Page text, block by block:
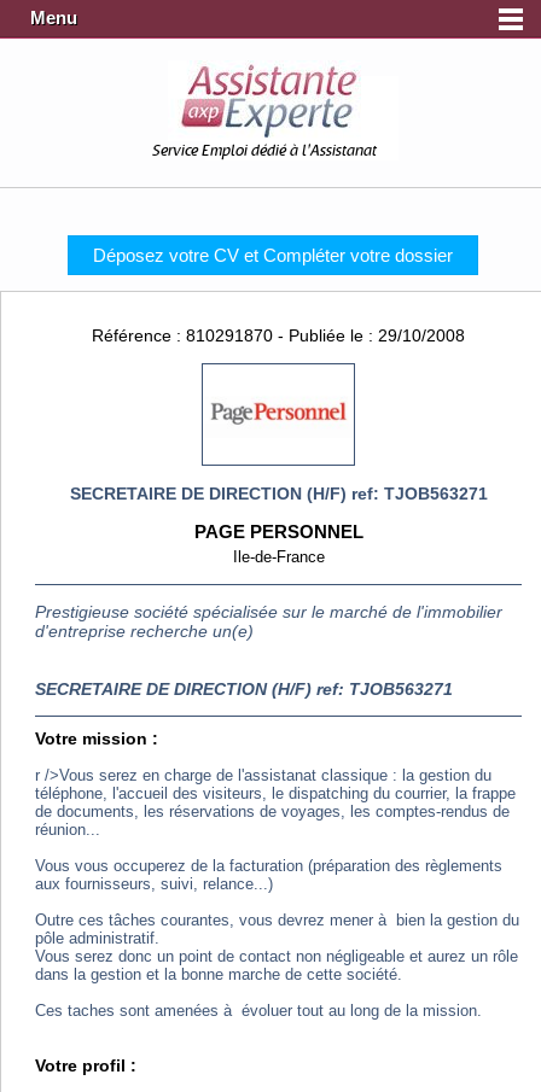
Menu
Service Emploi dédié à l'Assistanat
Déposez votre CV et Compléter votre dossier
Référence : 810291870 - Publiée le : 29/10/2008
SECRETAIRE DE DIRECTION (H/F) ref: TJOB563271
PAGE PERSONNEL
Ile-de-France
Prestigieuse société spécialisée sur le marché de l'immobilier
d'entreprise recherche un(e)
SECRETAIRE DE DIRECTION (H/F) ref: TJOB563271
Votre mission :
r />Vous serez en charge de l'assistanat classique : la gestion du
téléphone, l'accueil des visiteurs, le dispatching du courrier, la frappe
de documents, les réservations de voyages, les comptes-rendus de
réunion...
Vous vous occuperez de la facturation (préparation des règlements
aux fournisseurs, suivi, relance...)
Outre ces tâches courantes, vous devrez mener à bien la gestion du
pôle administratif.
Vous serez donc un point de contact non négligeable et aurez un rôle
dans la gestion et la bonne marche de cette société.
Ces taches sont amenées à évoluer tout au long de la mission.
Votre profil :